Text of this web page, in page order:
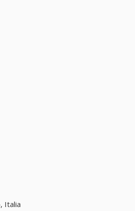
Italia